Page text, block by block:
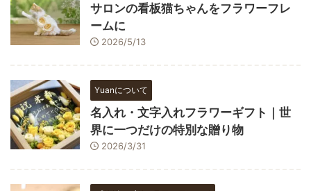
サロンの看板猫ちゃんをフラワーフレ
ームに
2026/5/13
Yuanについて
名入れ・文字入れフラワーギフト｜世
界に一つだけの特別な贈り物
2026/3/31